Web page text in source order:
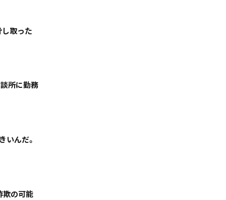
し取った
所に勤務
いんだ。
欺の可能